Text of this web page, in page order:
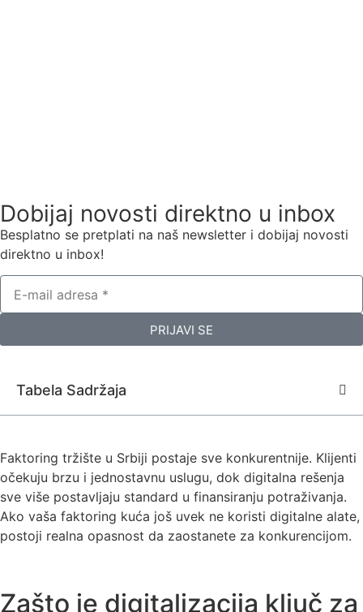
Dobijaj novosti direktno u inbox
Besplatno se pretplati na naš newsletter i dobijaj novosti
direktno u inbox!
PRIJAVI SE
Tabela Sadržaja
Faktoring tržište u Srbiji postaje sve konkurentnije. Klijenti
očekuju brzu i jednostavnu uslugu, dok digitalna rešenja
sve više postavljaju standard u finansiranju potraživanja.
Ako vaša faktoring kuća još uvek ne koristi digitalne alate,
postoji realna opasnost da zaostanete za konkurencijom.
Zašto je digitalizacija ključ za